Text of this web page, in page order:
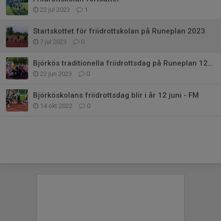
22 jul 2023 1
Startskottet för friidrottskolan på Runeplan 2023
7 jul 2023 0
Björkös traditionella friidrottsdag på Runeplan 12/6 -23
22 jun 2023 0
Björköskolans friidrottsdag blir i år 12 juni - FM
14 okt 2022 0